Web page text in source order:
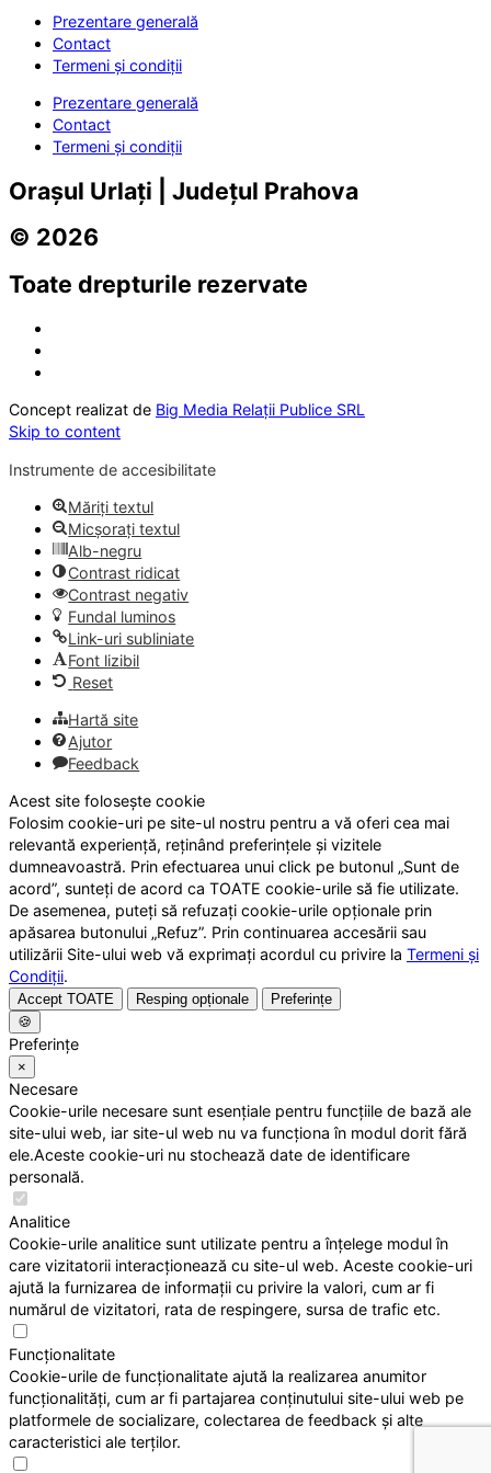
Prezentare generală
Contact
Termeni și condiții
Prezentare generală
Contact
Termeni și condiții
Orașul Urlați | Județul Prahova
© 2026
Toate drepturile rezervate
Concept realizat de Big Media Relații Publice SRL
Skip to content
Instrumente de accesibilitate
Măriți textul
Micșorați textul
Alb-negru
Contrast ridicat
Contrast negativ
Fundal luminos
Link-uri subliniate
Font lizibil
Reset
Hartă site
Ajutor
Feedback
Acest site folosește cookie
Folosim cookie-uri pe site-ul nostru pentru a vă oferi cea mai
relevantă experiență, reținând preferințele și vizitele
dumneavoastră. Prin efectuarea unui click pe butonul „Sunt de
acord”, sunteți de acord ca TOATE cookie-urile să fie utilizate.
De asemenea, puteți să refuzați cookie-urile opționale prin
apăsarea butonului „Refuz”. Prin continuarea accesării sau
utilizării Site-ului web vă exprimați acordul cu privire la Termeni și
Condiții.
Accept TOATE Resping opționale
Preferințe
🍪
Preferințe
×
Necesare
Cookie-urile necesare sunt esențiale pentru funcțiile de bază ale
site-ului web, iar site-ul web nu va funcționa în modul dorit fără
ele.Aceste cookie-uri nu stochează date de identificare
personală.
Analitice
Cookie-urile analitice sunt utilizate pentru a înțelege modul în
care vizitatorii interacționează cu site-ul web. Aceste cookie-uri
ajută la furnizarea de informații cu privire la valori, cum ar fi
numărul de vizitatori, rata de respingere, sursa de trafic etc.
Funcționalitate
Cookie-urile de funcționalitate ajută la realizarea anumitor
funcționalități, cum ar fi partajarea conținutului site-ului web pe
platformele de socializare, colectarea de feedback și alte
caracteristici ale terților.